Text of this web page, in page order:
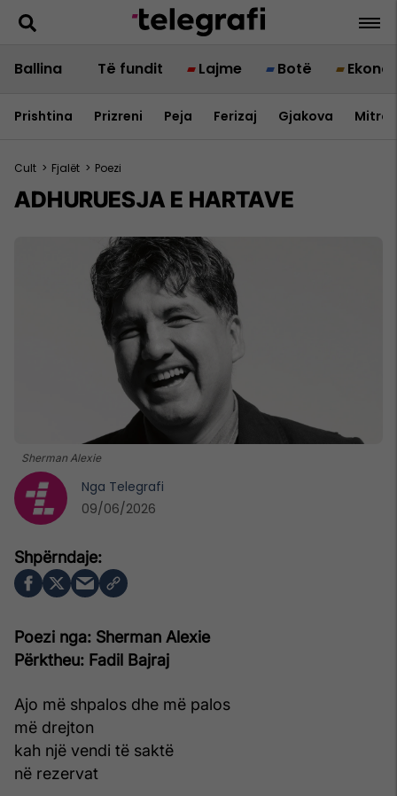
Ballina Të fundit Lajme Botë
Prishtina Prizreni Peja Ferizaj Gjakova
Cult > Fjalët > Poezi
ADHURUESJA E HARTAVE
Sherman Alexie
Poezi nga: Sherman Alexie
Përktheu: Fadil Bajraj
Ajo më shpalos dhe më palos
më drejton
kah një vendi të saktë
në rezervat
Nga Telegrafi
09/06/2026